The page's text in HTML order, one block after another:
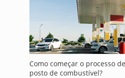
Como começar o processo
posto de combustível?